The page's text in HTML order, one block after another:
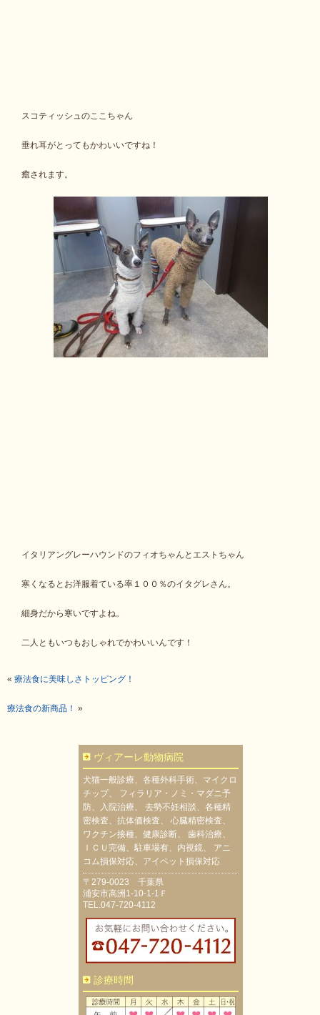
スコティッシュのここちゃん
垂れ耳がとってもかわいいですね！
癒されます。
イタリアングレーハウンドのフィオちゃんとエストちゃん
寒くなるとお洋服着ている率１００％のイタグレさん。
細身だから寒いですよね。
二人ともいつもおしゃれでかわいいんです！
« 療法食に美味しさトッピング！
療法食の新商品！ »
ヴィアーレ動物病院
犬猫一般診療、各種外科手術、マイクロ
チップ、 フィラリア・ノミ・マダニ予
防、入院治療、 去勢不妊相談、各種精
密検査、抗体価検査、 心臓精密検査、
ワクチン接種、健康診断、 歯科治療、
ＩＣＵ完備、駐車場有、内視鏡、 アニ
コム損保対応、アイペット損保対応
〒279-0023 千葉県
浦安市高洲1-10-1-1Ｆ
TEL.047-720-4112
診療時間